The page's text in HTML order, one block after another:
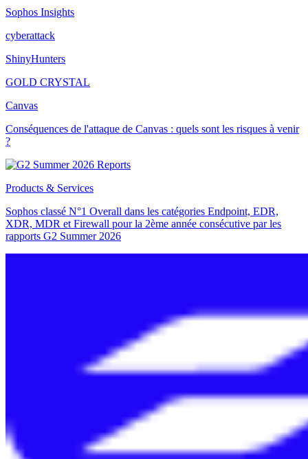
Sophos Insights
cyberattack
ShinyHunters
GOLD CRYSTAL
Canvas
Conséquences de l'attaque de Canvas : quels sont les risques à venir
?
Products & Services
Sophos classé N°1 Overall dans les catégories Endpoint, EDR,
XDR, MDR et Firewall pour la 2ème année consécutive par les
rapports G2 Summer 2026